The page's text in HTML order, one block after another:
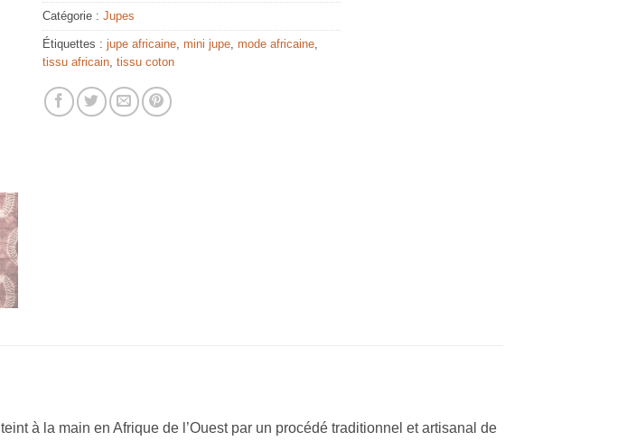
Catégorie : Jupes
Étiquettes : jupe africaine mini jupe mode africaine
tissu africain tissu coton
à la main en Afrique de l’Ouest par un procédé traditionnel et artisanal de